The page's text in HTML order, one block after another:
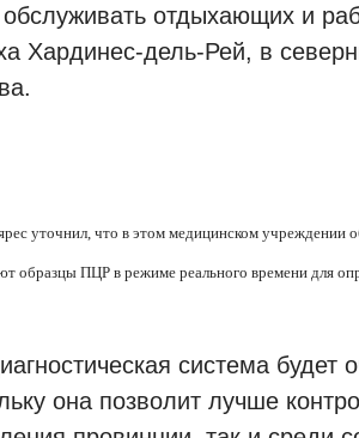
обслуживать отдыхающих и
Хардинес-дель-Рей, в
уточнил, что в этом медицинском учреждении
образцы ПЦР в режиме реального времени для
система будет
она позволит лучше